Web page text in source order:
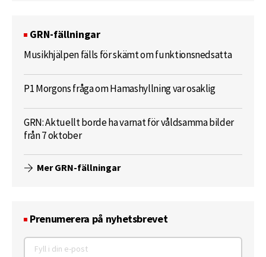
GRN-fällningar
Musikhjälpen fälls för skämt om funktionsnedsatta
P1 Morgons fråga om Hamashyllning var osaklig
GRN: Aktuellt borde ha varnat för våldsamma bilder
från 7 oktober
Mer GRN-fällningar
Prenumerera på nyhetsbrevet